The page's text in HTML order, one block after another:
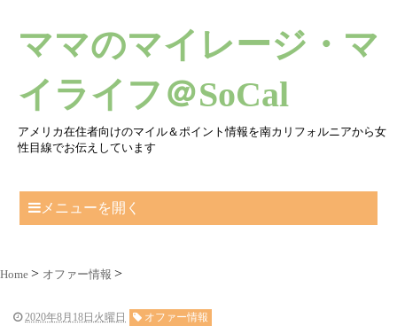
ママのマイレージ・マ
イライフ＠SoCal
アメリカ在住者向けのマイル＆ポイント情報を南カリフォルニアから女
性目線でお伝えしています
メニューを開く
Home オファー情報
2020年8月18日火曜日 オファー情報